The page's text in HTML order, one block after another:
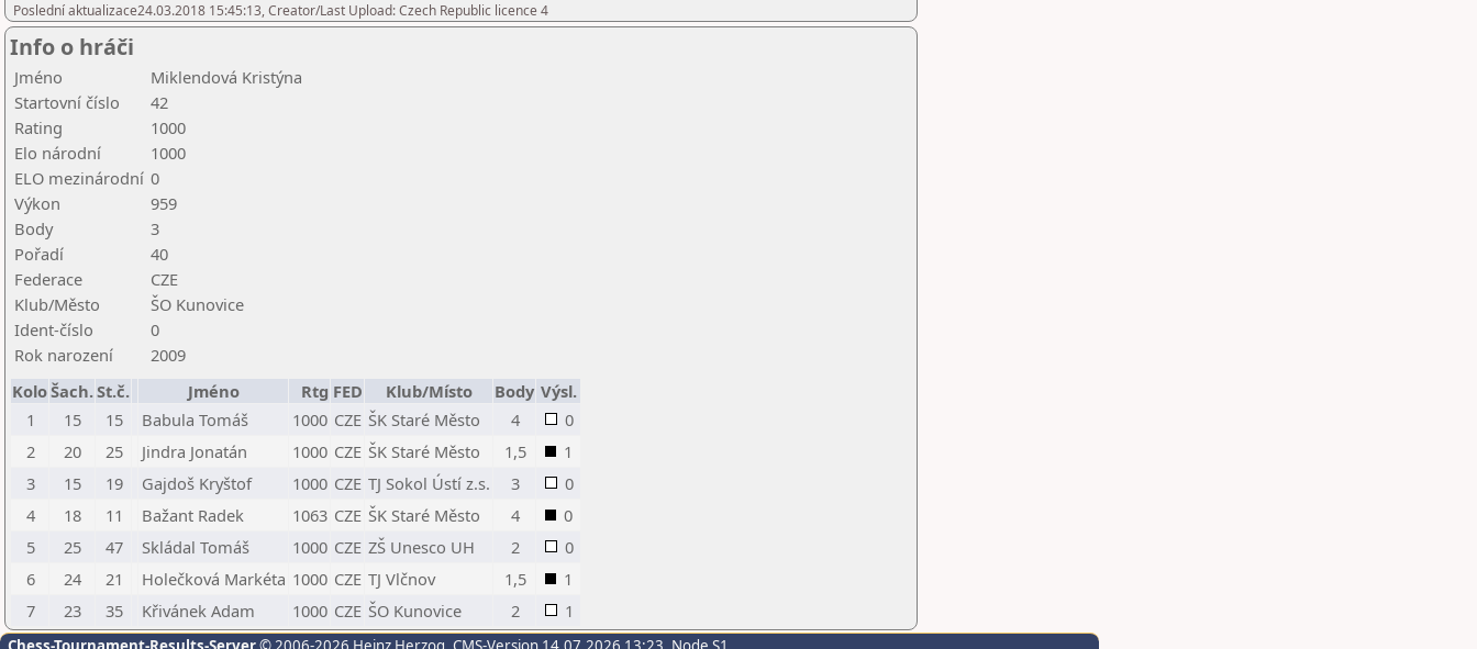
Poslední aktualizace24.03.2018 15:45:13, Creator/Last Upload: Czech Republic licence 4
Info o hráči
Jméno
Miklendová Kristýna
Startovní číslo
42
Rating
1000
Elo národní
1000
ELO mezinárodní 0
Výkon
959
Body
3
Pořadí
40
Federace
CZE
Klub/Město
ŠO Kunovice
Ident-číslo
0
Rok narození
2009
KoloŠach.St.č. Jméno Rtg FED Klub/Místo Body Výsl.
1
15 15 Babula Tomáš 1000 CZE ŠK Staré Město 4
0
2
20 25 Jindra Jonatán 1000 CZE ŠK Staré Město 1,5
1
3
15 19 Gajdoš Kryštof 1000 CZE TJ Sokol Ústí z.s. 3
0
4
18 11 Bažant Radek 1063 CZE ŠK Staré Město 4
0
5
25 47 Skládal Tomáš 1000 CZE ZŠ Unesco UH 2
0
6
24 21 Holečková Markéta 1000 CZE TJ Vlčnov 1,5
1
7
23 35 Křivánek Adam 1000 CZE ŠO Kunovice 2 1